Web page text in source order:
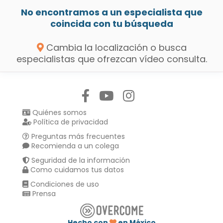
No encontramos a un especialista que
coincida con tu búsqueda
Cambia la localización o busca
especialistas que ofrezcan vídeo consulta.
Quiénes somos
Política de privacidad
Preguntas más frecuentes
Recomienda a un colega
Seguridad de la información
Como cuidamos tus datos
Condiciones de uso
Prensa